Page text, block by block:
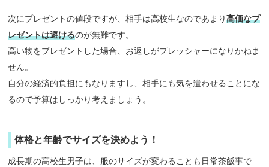
次にプレゼントの値段ですが、相手は高校生なのであまり高価なプ
レゼントは避けるのが無難です。
高い物をプレゼントした場合、お返しがプレッシャーになりかねま
せん。
自分の経済的負担にもなりますし、相手にも気を遣わせることにな
るので予算はしっかり考えましょう。
体格と年齢でサイズを決めよう！
成長期の高校生男子は、服のサイズが変わることも日常茶飯事で